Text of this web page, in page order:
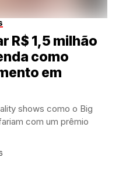
R$ 1,5 milhão
como
em
shows como o Big
com um prêmio